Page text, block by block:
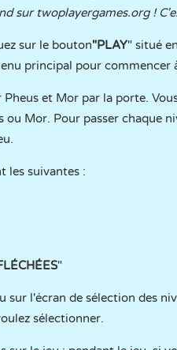
sur twoplayergames.org !
sur le bouton"PLAY" situé
principal pour commencer
et Mor par la porte.
ou Mor. Pour passer chaque
les suivantes :
"
sur l'écran de sélection des
sélectionner.